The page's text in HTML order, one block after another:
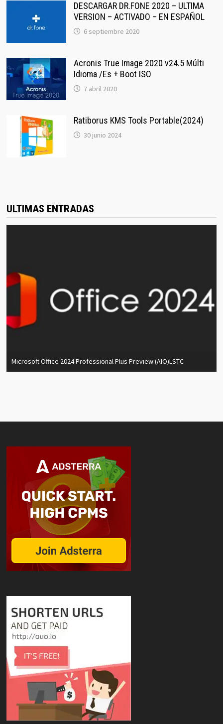
DESCARGAR DR.FONE 2020 – ULTIMA
VERSION – ACTIVADO – EN ESPAÑOL
6 septiembre 2020
Acronis True Image 2020 v24.5 Múlti
Idioma /Es + Boot ISO
7 abril 2020
Ratiborus KMS Tools Portable(2024)
30 junio 2024
ULTIMAS ENTRADAS
Microsoft Office 2024 Professional Plus Preview (AIO)LSTC